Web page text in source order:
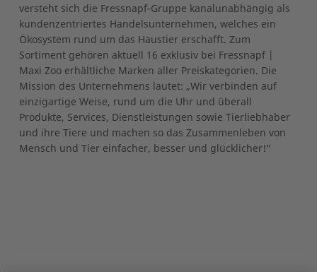
versteht sich die Fressnapf-Gruppe kanalunabhängig als
kundenzentriertes Handelsunternehmen, welches ein
Ökosystem rund um das Haustier erschafft. Zum
Sortiment gehören aktuell 16 exklusiv bei Fressnapf |
Maxi Zoo erhältliche Marken aller Preiskategorien. Die
Mission des Unternehmens lautet: „Wir verbinden auf
einzigartige Weise, rund um die Uhr und überall
Produkte, Services, Dienstleistungen sowie Tierliebhaber
und ihre Tiere und machen so das Zusammenleben von
Mensch und Tier einfacher, besser und glücklicher!“